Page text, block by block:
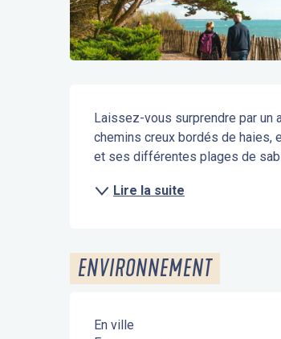
Description
Laissez-vous surprendre par un
chemins creux bordés de haies,
et ses différentes plages de
Lire la suite
ENVIRONNEMENT
En ville